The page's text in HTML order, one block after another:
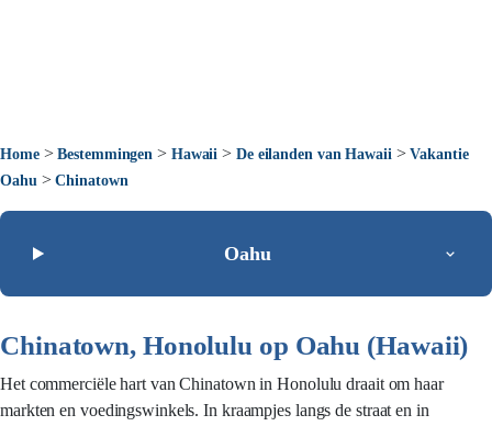
Home>Bestemmingen > Hawaii > De eilanden van Hawaii >Vakantie
Oahu >Chinatown
Oahu
Chinatown, Honolulu op Oahu (Hawaii)
Het commerciële hart van Chinatown in Honolulu draait om haar
markten en voedingswinkels. In kraampjes langs de straat en in